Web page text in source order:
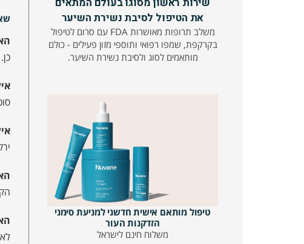
את הטיפול לסיבת נשירת השיער
משלב תרופות מאושרות FDA עם סרום לטיפול
בקרקפת, שמפו רפואי ותוספי מזון פעילים - כולם
מותאמים לסוג ולסיבת נשירת השיער.
טיפול מותאם אישית חדשני למניעת סימני
הזדקנות העור
משלוח חינם לישראל